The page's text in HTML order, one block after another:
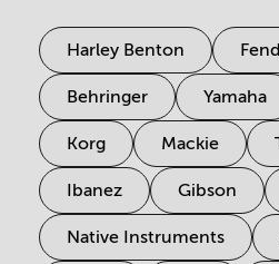
Harley Benton
Behringer Yamaha
Korg Mackie
Ibanez Gibson
Native Instruments